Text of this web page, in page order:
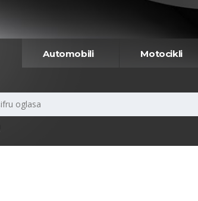
Automobili Motocikli